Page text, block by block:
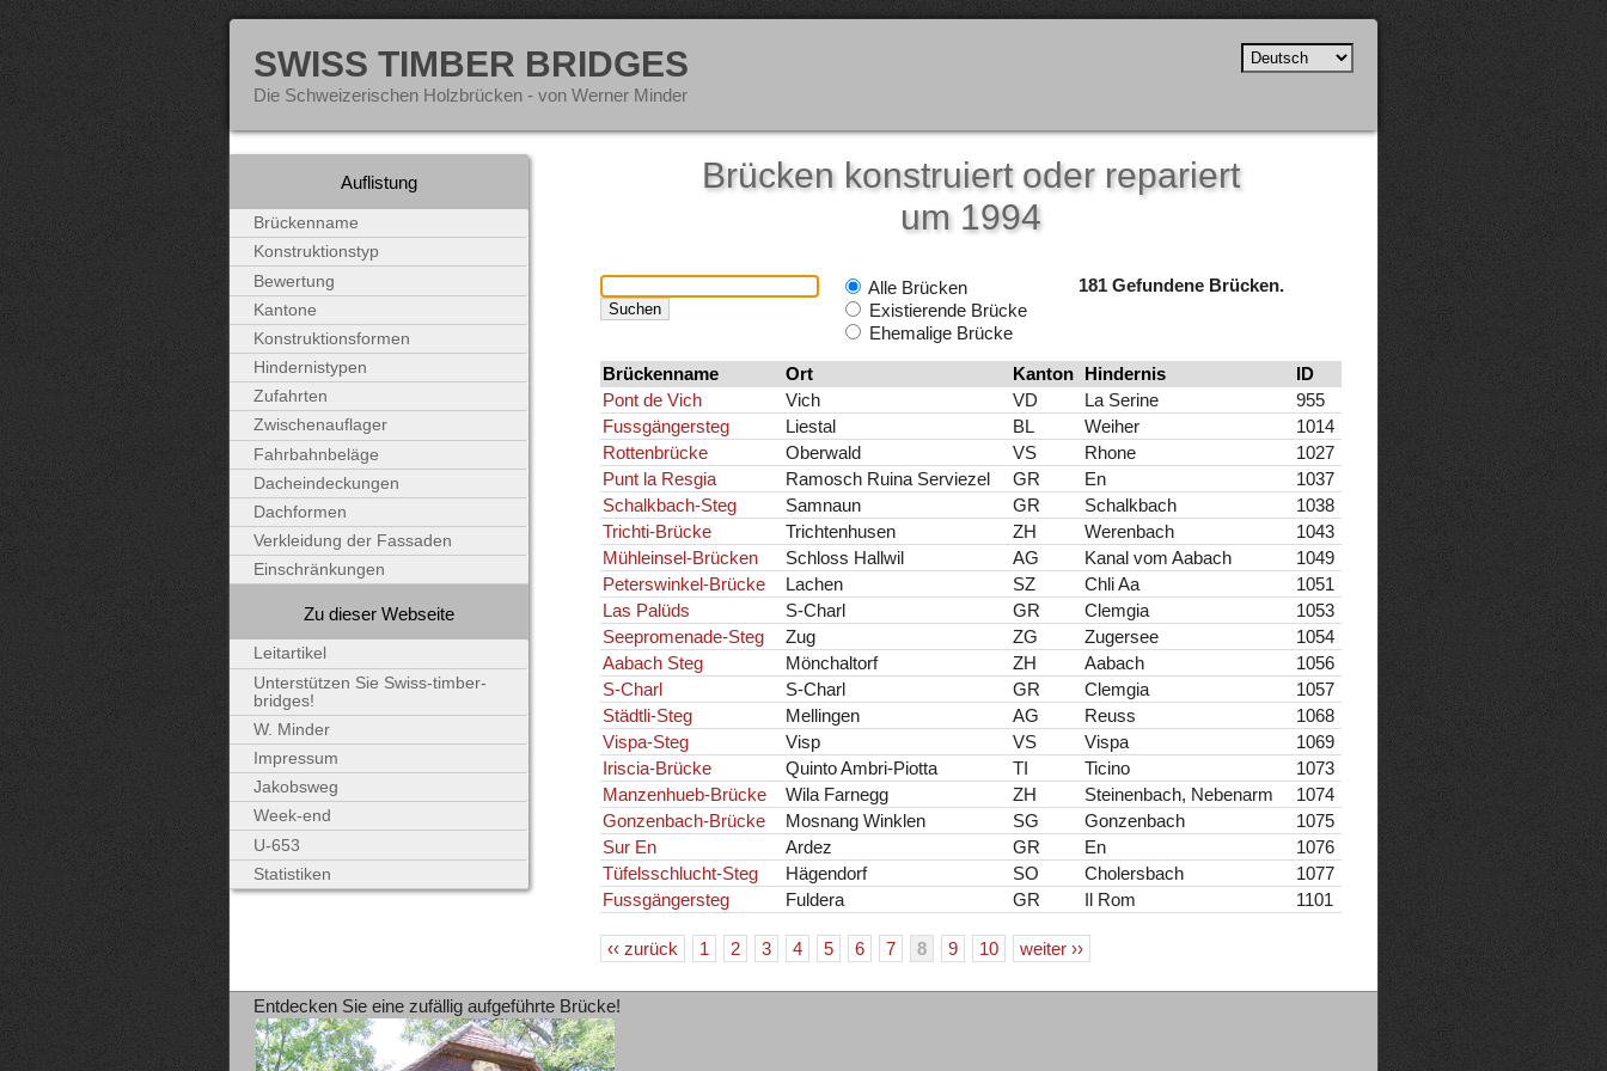
SWISS TIMBER BRIDGES
Die Schweizerischen Holzbrücken - von Werner Minder
Brücken konstruiert oder repariert
um 1994
Alle Brücken
Existierende Brücke
Ehemalige Brücke
181 Gefundene Brücken.
Brückenname Ort Kanton Hindernis
ID
Pont de Vich
Vich VD La Serine
955
Fussgängersteg
Liestal BL Weiher
1014
Rottenbrücke
Oberwald VS Rhone
1027
Punt la Resgia
Ramosch Ruina Serviezel GR En
1037
Schalkbach-Steg
Samnaun GR Schalkbach
1038
Trichti-Brücke
Trichtenhusen ZH Werenbach
1043
Mühleinsel-Brücken
Schloss Hallwil AG Kanal vom Aabach
1049
Peterswinkel-Brücke
Lachen SZ Chli Aa
1051
Las Palüds
S-Charl GR Clemgia
1053
Seepromenade-Steg
Zug ZG Zugersee
1054
Aabach Steg
Mönchaltorf ZH Aabach
1056
S-Charl
S-Charl GR Clemgia
1057
Städtli-Steg
Mellingen AG Reuss
1068
Vispa-Steg
Visp VS Vispa
1069
Iriscia-Brücke
Quinto Ambri-Piotta TI Ticino
1073
Manzenhueb-Brücke
Wila Farnegg ZH Steinenbach, Nebenarm
1074
Gonzenbach-Brücke
Mosnang Winklen SG Gonzenbach
1075
Sur En
Ardez GR En
1076
Tüfelsschlucht-Steg
Hägendorf SO Cholersbach
1077
Fussgängersteg
Fuldera GR Il Rom 1101
‹‹ zurück 1 2 3 4 5 6 7 8 9 10 weiter ››
Auflistung
Brückenname
Konstruktionstyp
Bewertung
Kantone
Konstruktionsformen
Hindernistypen
Zufahrten
Zwischenauflager
Fahrbahnbeläge
Dacheindeckungen
Dachformen
Verkleidung der Fassaden
Einschränkungen
Zu dieser Webseite
Leitartikel
Unterstützen Sie Swiss-timber-
bridges!
W. Minder
Impressum
Jakobsweg
Week-end
U-653
Statistiken
Entdecken Sie eine zufällig aufgeführte Brücke!